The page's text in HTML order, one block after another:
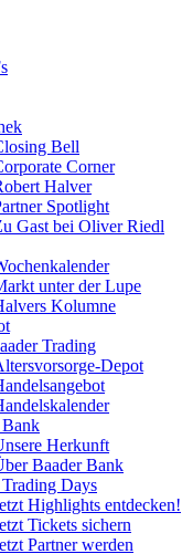
Bell
Corner
Halver
Spotlight
Gast bei Oliver Riedl
unter der Lupe
Kolumne
Trading
Depot
Bank
Herkunft
Baader Bank
Days
Highlights entdecken!
Tickets sichern
Partner werden